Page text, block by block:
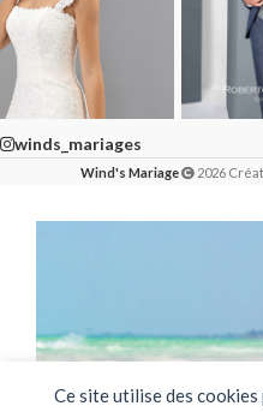
Ce site utilise des
winds_mariages
Wind's Mariage 2026